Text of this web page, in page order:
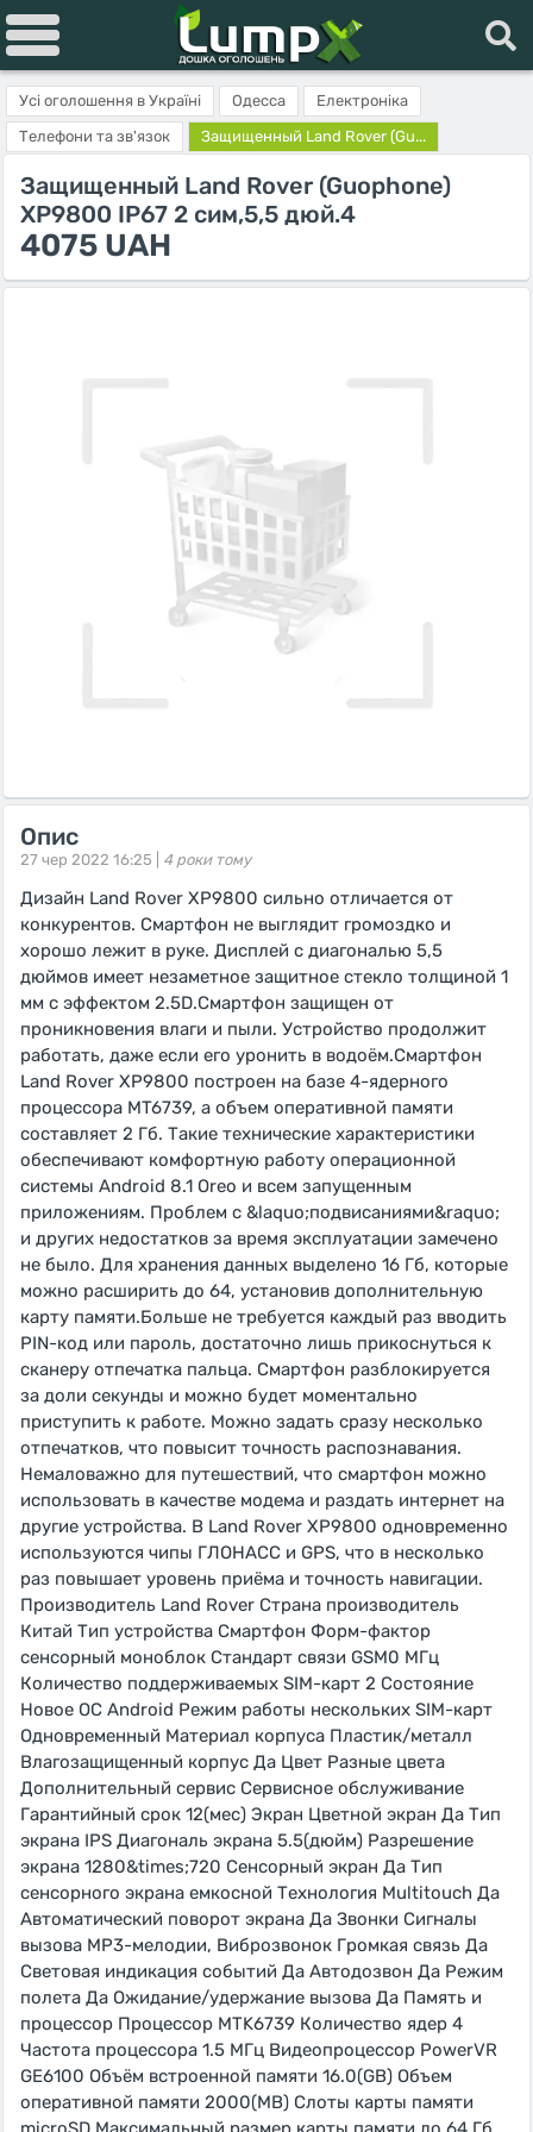
Усі оголошення в Україні Одесса
Електроніка
Телефони та зв'язок
Защищенный Land Rover (Gu...
Защищенный Land Rover (Guophone)
XP9800 IP67 2 сим,5,5 дюй.4
4075 UAH
Опис
27 чер 2022 16:25 | 4 роки тому
Дизайн Land Rover XP9800 сильно отличается от
конкурентов. Смартфон не выглядит громоздко и
хорошо лежит в руке. Дисплей с диагональю 5,5
дюймов имеет незаметное защитное стекло толщиной 1
мм с эффектом 2.5D.Смартфон защищен от
проникновения влаги и пыли. Устройство продолжит
работать, даже если его уронить в водоём.Смартфон
Land Rover XP9800 построен на базе 4-ядерного
процессора MT6739, а объем оперативной памяти
составляет 2 Гб. Такие технические характеристики
обеспечивают комфортную работу операционной
системы Android 8.1 Oreo и всем запущенным
приложениям. Проблем с &laquo;подвисаниями&raquo;
и других недостатков за время эксплуатации замечено
не было. Для хранения данных выделено 16 Гб, которые
можно расширить до 64, установив дополнительную
карту памяти.Больше не требуется каждый раз вводить
PIN-код или пароль, достаточно лишь прикоснуться к
сканеру отпечатка пальца. Смартфон разблокируется
за доли секунды и можно будет моментально
приступить к работе. Можно задать сразу несколько
отпечатков, что повысит точность распознавания.
Немаловажно для путешествий, что смартфон можно
использовать в качестве модема и раздать интернет на
другие устройства. В Land Rover XP9800 одновременно
используются чипы ГЛОНАСС и GPS, что в несколько
раз повышает уровень приёма и точность навигации.
Производитель Land Rover Страна производитель
Китай Тип устройства Смартфон Форм-фактор
сенсорный моноблок Стандарт связи GSM0 МГц
Количество поддерживаемых SIM-карт 2 Состояние
Новое ОС Android Режим работы нескольких SIM-карт
Одновременный Материал корпуса Пластик/металл
Влагозащищенный корпус Да Цвет Разные цвета
Дополнительный сервис Сервисное обслуживание
Гарантийный срок 12(мес) Экран Цветной экран Да Тип
экрана IPS Диагональ экрана 5.5(дюйм) Разрешение
экрана 1280&times;720 Сенсорный экран Да Тип
сенсорного экрана емкосной Технология Multitouch Да
Автоматический поворот экрана Да Звонки Сигналы
вызова MP3-мелодии, Виброзвонок Громкая связь Да
Световая индикация событий Да Автодозвон Да Режим
полета Да Ожидание/удержание вызова Да Память и
процессор Процессор MTK6739 Количество ядер 4
Частота процессора 1.5 МГц Видеопроцессор PowerVR
GE6100 Объём встроенной памяти 16.0(GB) Объем
оперативной памяти 2000(MB) Слоты карты памяти